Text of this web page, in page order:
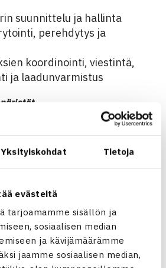
Yksityiskohdat Tietoja
evästeitä
tarjoamamme sisällön ja
sosiaalisen median
ja kävijämäärämme
jaamme sosiaalisen median,
suunnittelu ja hallinta
perehdytys ja
koordinointi, viestintä,
ja laadunvarmistus
soveltaminen suomalaiseen
Tennisliiton
Vierumäen toimijoiden kanssa